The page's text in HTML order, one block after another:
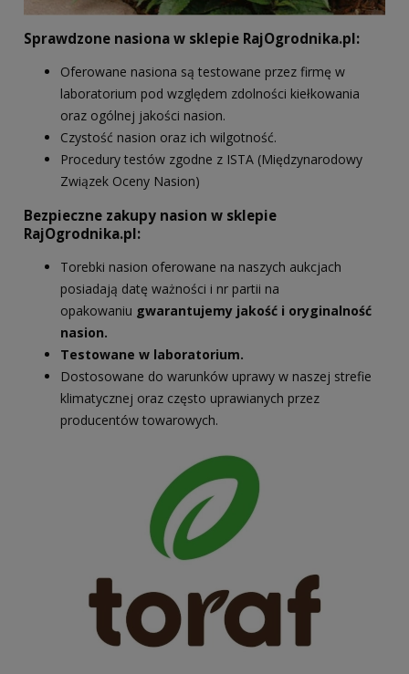
Sprawdzone nasiona w sklepie RajOgrodnika.pl:
Oferowane nasiona są testowane przez firmę w
laboratorium pod względem zdolności kiełkowania
oraz ogólnej jakości nasion.
Czystość nasion oraz ich wilgotność.
Procedury testów zgodne z ISTA (Międzynarodowy
Związek Oceny Nasion)
Bezpieczne zakupy nasion w sklepie
RajOgrodnika.pl:
Torebki nasion oferowane na naszych aukcjach
posiadają datę ważności i nr partii na
opakowaniu gwarantujemy jakość i oryginalność
nasion.
Testowane w laboratorium.
Dostosowane do warunków uprawy w naszej strefie
klimatycznej oraz często uprawianych przez
producentów towarowych.